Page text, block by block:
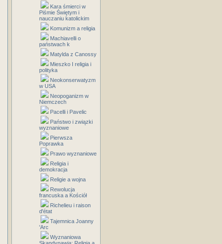
Kara śmierci w
Piśmie Świętym i
nauczaniu katolickim
Komunizm a religia
Machiavelli o
państwach k
Matylda z Canossy
Mieszko I religia i
polityka
Neokonserwatyzm
w USA
Neopoganizm w
Niemczech
Pacelli i Pavelic
Państwo i związki
wyznaniowe
Pierwsza
Poprawka
Prawo wyznaniowe
Religia i
demokracja
Religie a wojna
Rewolucja
francuska a Kościół
Richelieu i raison
d'état
Tajemnica Joanny
'Arc
Wyznaniowa